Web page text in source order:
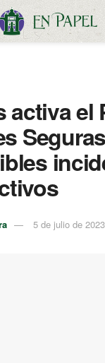
activa el
5 de julio de 2023